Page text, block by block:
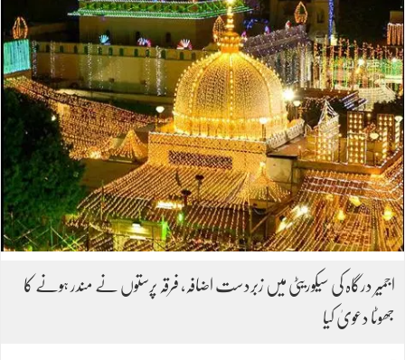
اجمیر درگاہ کی سیکوریٹی میں زبردست اضافہ، فرقہ پرستوں نے مندر ہونے کا
جھوٹا دعویٰ کیا